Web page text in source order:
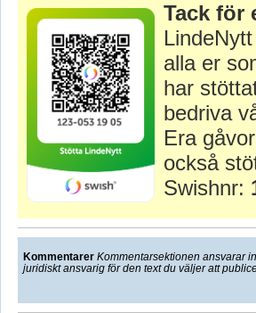
Tack för
alla er
har
bedriva
Era
också
Swishnr:
Kommentarer Kommentarsektionen ansvarar
juridiskt ansvarig för den text du väljer att